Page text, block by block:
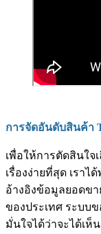
การจัดอันดับสินค้า
เพื่อให้การตัดสินใจ
เรื่องง่ายที่สุด เรา
อ้างอิงข้อมูลยอดขา
ของประเทศ ระบบข
มั่นใจได้ว่าจะได้เ